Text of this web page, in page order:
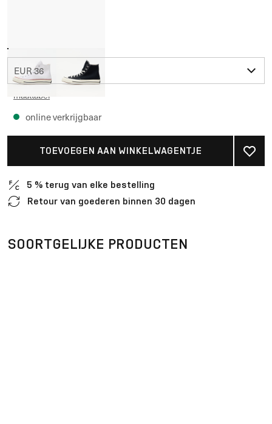
EUR 36
maattabel
online verkrijgbaar
TOEVOEGEN AAN WINKELWAGENTJE
5 % terug van elke bestelling
Retour van goederen binnen 30 dagen
SOORTGELIJKE PRODUCTEN